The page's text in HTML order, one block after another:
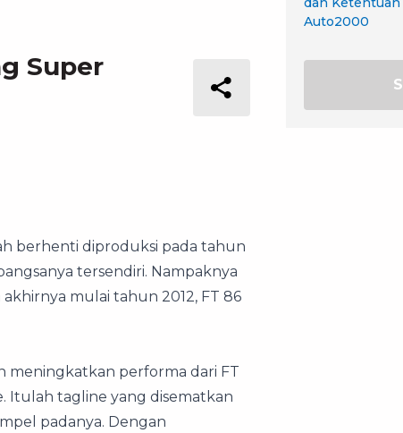
Super
berhenti diproduksi pada tahun
tersendiri. Nampaknya
mulai tahun 2012, FT 86
meningkatkan performa dari FT
Itulah tagline yang disematkan
padanya. Dengan
Auto2000